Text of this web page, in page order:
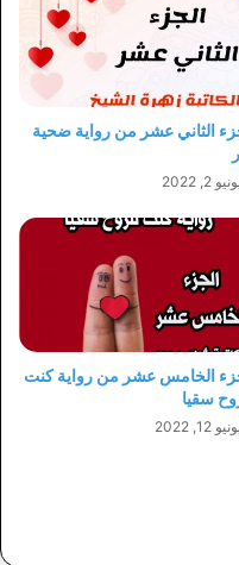
الثاني عشر من رواية ضحية
2, 2022
الخامس عشر من رواية كنت
سقيا
12, 2022